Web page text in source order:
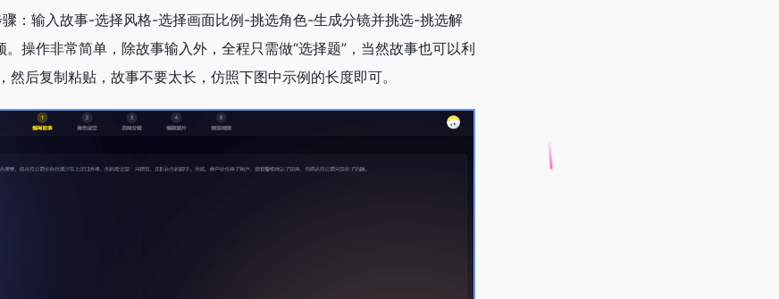
：输入故事-选择风格-选择画面比例-挑选角色-生成分镜并挑选-挑选解
操作非常简单，除故事输入外，全程只需做“选择题”，当然故事也可以利
后复制粘贴，故事不要太长，仿照下图中示例的长度即可。